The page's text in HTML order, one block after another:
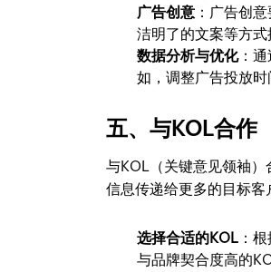
广告创意 ：广告创
洁明了的文案等方式
数据分析与优化：通
如，调整广告投放时
五、与KOL合作
与KOL（关键意见领袖
信息传递给更多的目标客
选择合适的KOL ：
与品牌契合度高的